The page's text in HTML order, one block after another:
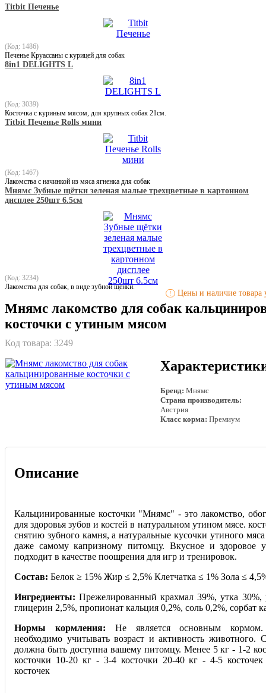
Titbit Печенье
(Код: 1486)
Печенье Круассаны с курицей для собак
8in1 DELIGHTS L
(Код: 3039)
Косточка с куриным мясом, для крупных собак 21см.
Titbit Печенье Rolls мини
(Код: 1467)
Лакомства с начинкой из мяса ягненка для собак
Мнямс Зубные щётки зеленая малые трехцветные в картонном
дисплее 250шт 6.5см
(Код: 3234)
Лакомства для собак, в виде зубной щенки.
! Цены и наличие товара
Мнямс лакомство для собак
косточки с утиным мясом
Код товара: 3249
Бренд: Мнямс
Страна производитель:
Австрия
Класс корма: Премиум
Описание
Кальцинированные косточки "Мнямс" - это лакомство,
для здоровья зубов и костей в натуральном утином мясе.
снятию зубного камня, а натуральные кусочки утиного
даже самому капризному питомцу. Вкусное и здоровое
подходит в качестве поощрения для игр и тренировок.
Состав: Белок ≥ 15% Жир ≤ 2,5% Клетчатка ≤ 1% Зола ≤
Ингредиенты: Прежелированный крахмал 39%, утка 30%,
глицерин 2,5%, пропионат кальция 0,2%, соль 0,2%, сорбат
Нормы кормления: Не является основным
необходимо учитывать возраст и активность животного.
должна быть доступна вашему питомцу. Менее 5 кг - 1-2
косточки 10-20 кг - 3-4 косточки 20-40 кг - 4-5
косточек